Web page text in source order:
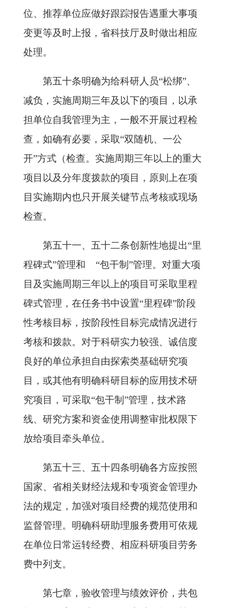
位、推荐单位应做好跟踪报告遇重大事项
变更等及时上报，省科技厅及时做出相应
处理。
第五十条明确为给科研人员“松绑”、
减负，实施周期三年及以下的项目，以承
担单位自我管理为主，一般不开展过程检
查，如确有必要，采取“双随机、一公
开”方式（检查。实施周期三年以上的重大
项目以及分年度拨款的项目，原则上在项
目实施期内也只开展关键节点考核或现场
检查。
第五十一、五十二条创新性地提出“里
程碑式”管理和 “包干制”管理。对重大项
目及实施周期三年以上的项目可采取里程
碑式管理，在任务书中设置“里程碑”阶段
性考核目标，按阶段性目标完成情况进行
考核和拨款。对于科研实力较强、诚信度
良好的单位承担自由探索类基础研究项
目，或其他有明确科研目标的应用技术研
究项目，可采取“包干制”管理，技术路
线、研究方案和资金使用调整审批权限下
放给项目牵头单位。
第五十三、五十四条明确各方应按照
国家、省相关财经法规和专项资金管理办
法的规定，加强对项目经费的规范使用和
监督管理。明确科研助理服务费用可依规
在单位日常运转经费、相应科研项目劳务
费中列支。
第七章，验收管理与绩效评价，共包